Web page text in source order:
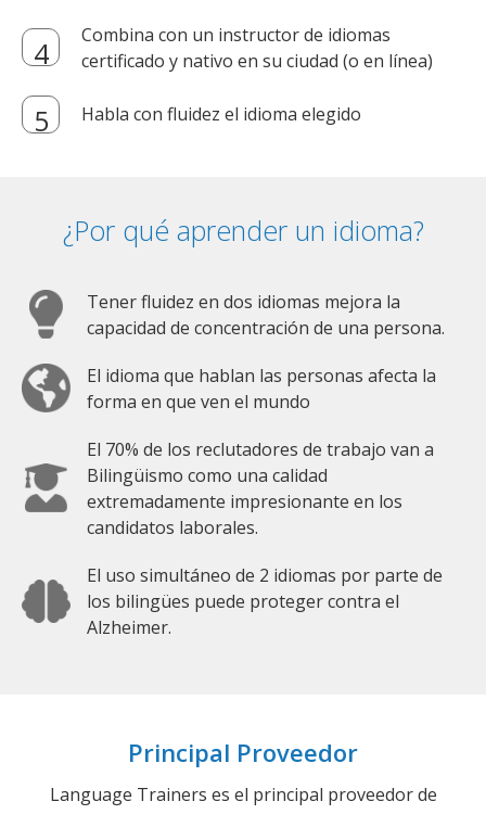
Combina con un instructor de idiomas
certificado y nativo en su ciudad (o en línea)
Habla con fluidez el idioma elegido
¿Por qué aprender un idioma?
Tener fluidez en dos idiomas mejora la
capacidad de concentración de una persona.
El idioma que hablan las personas afecta la
forma en que ven el mundo
El 70% de los reclutadores de trabajo van a
Bilingüismo como una calidad
extremadamente impresionante en los
candidatos laborales.
El uso simultáneo de 2 idiomas por parte de
los bilingües puede proteger contra el
Alzheimer.
Principal Proveedor
Language Trainers es el principal proveedor de